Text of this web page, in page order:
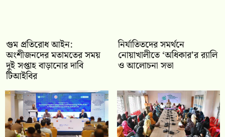
গুম প্রতিরোধ আইন:
অংশীজনদের মতামতের সময়
দুই সপ্তাহ বাড়ানোর দাবি
টিআইবির
নির্যাতিতদের সমর্থনে
নোয়াখালীতে ‘অধিকার’র র‍্যালি
ও আলোচনা সভা